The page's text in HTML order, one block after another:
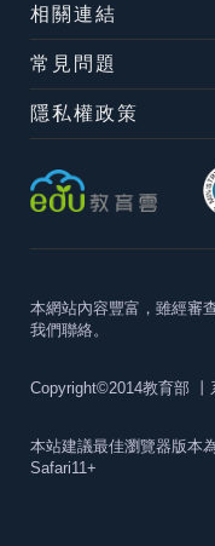
相關連結
常見問題
隱私權政策
本網站內容豐富，雖經審
我們聯絡。
Copyright©2014教育部
本站建議最佳瀏覽器版本
Safari11+